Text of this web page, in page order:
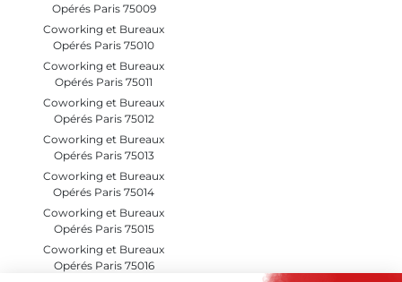
Opérés Paris 75009
Coworking et Bureaux
Opérés Paris 75010
Coworking et Bureaux
Opérés Paris 75011
Coworking et Bureaux
Opérés Paris 75012
Coworking et Bureaux
Opérés Paris 75013
Coworking et Bureaux
Opérés Paris 75014
Coworking et Bureaux
Opérés Paris 75015
Coworking et Bureaux
Opérés Paris 75016